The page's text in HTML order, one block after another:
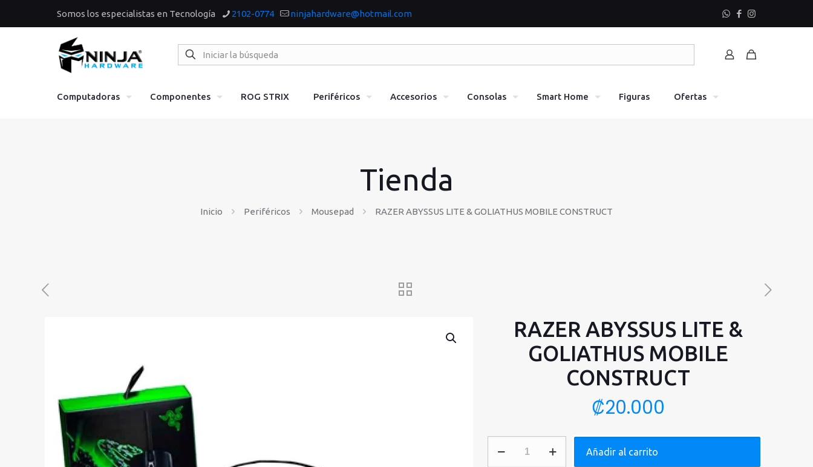
Somos los especialistas en Tecnología 2102-0774 ninjahardware@hotmail.com
Computadoras Componentes ROG STRIX Periféricos Accesorios Consolas Smart Home Figuras Ofertas
Tienda
Inicio Periféricos Mousepad RAZER ABYSSUS LITE & GOLIATHUS MOBILE CONSTRUCT
RAZER ABYSSUS LITE &
GOLIATHUS MOBILE
CONSTRUCT
₡20.000
Añadir al carrito